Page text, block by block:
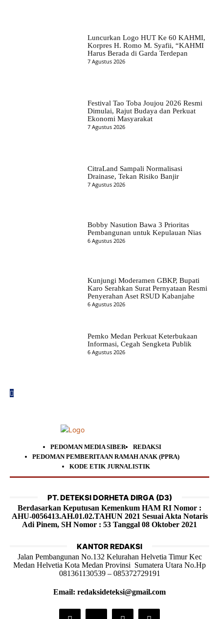
Luncurkan Logo HUT Ke 60 KAHMI,
Korpres H. Romo M. Syafii, “KAHMI
Harus Berada di Garda Terdepan
7 Agustus 2026
Festival Tao Toba Joujou 2026 Resmi
Dimulai, Rajut Budaya dan Perkuat
Ekonomi Masyarakat
7 Agustus 2026
CitraLand Sampali Normalisasi
Drainase, Tekan Risiko Banjir
7 Agustus 2026
Bobby Nasution Bawa 3 Prioritas
Pembangunan untuk Kepulauan Nias
6 Agustus 2026
Kunjungi Moderamen GBKP, Bupati
Karo Serahkan Surat Pernyataan Resmi
Penyerahan Aset RSUD Kabanjahe
6 Agustus 2026
Pemko Medan Perkuat Keterbukaan
Informasi, Cegah Sengketa Publik
6 Agustus 2026
PEDOMAN MEDIA SIBER
REDAKSI
PEDOMAN PEMBERITAAN RAMAH ANAK (PPRA)
KODE ETIK JURNALISTIK
PT. DETEKSI DORHETA DIRGA (D3)
Berdasarkan Keputusan Kemenkum HAM RI Nomor :
AHU-0056413.AH.01.02.TAHUN 2021 Sesuai Akta Notaris
Adi Pinem, SH Nomor : 53 Tanggal 08 Oktober 2021
KANTOR REDAKSI
Jalan Pembangunan No.132 Kelurahan Helvetia Timur Kec
Medan Helvetia Kota Medan Provinsi Sumatera Utara No.Hp
081361130539 – 085372729191
Email: redaksideteksi@gmail.com